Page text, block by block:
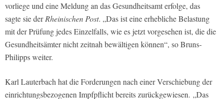
vorliege und eine Meldung an das Gesundheitsamt erfolge, das
sagte sie derRheinischen Post. „Das ist eine erhebliche Belastung
mit der Prüfung jedes Einzelfalls, wie es jetzt vorgesehen ist, die die
Gesundheitsämter nicht zeitnah bewältigen können“, so Bruns-
Philipps weiter.
Karl Lauterbach hat die Forderungen nach einer Verschiebung der
einrichtungsbezogenen Impfpflicht bereits zurückgewiesen. „Das